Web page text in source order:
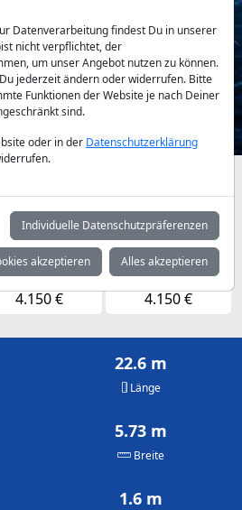
Next
Juni
4.900 €
Juli
5.260 €
September
4.150 €
Oktober
4.150 €
22.6 m
Länge
5.73 m
Breite
1.6 m
Datenverarbeitung findest Du in unserer
nicht verpflichtet, der
um unser Angebot nutzen zu können.
jederzeit ändern oder widerrufen. Bitte
Funktionen der Website je nach Deiner
sind.
oder in der Datenschutzerklärung
Individuelle Datenschutzpräferenzen
akzeptieren Alles akzeptieren